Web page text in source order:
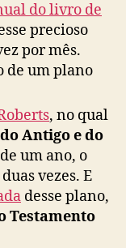
do livro de
precioso
por mês.
de um plano
, no qual
Antigo e do
um ano, o
vezes. E
desse plano,
Testamento